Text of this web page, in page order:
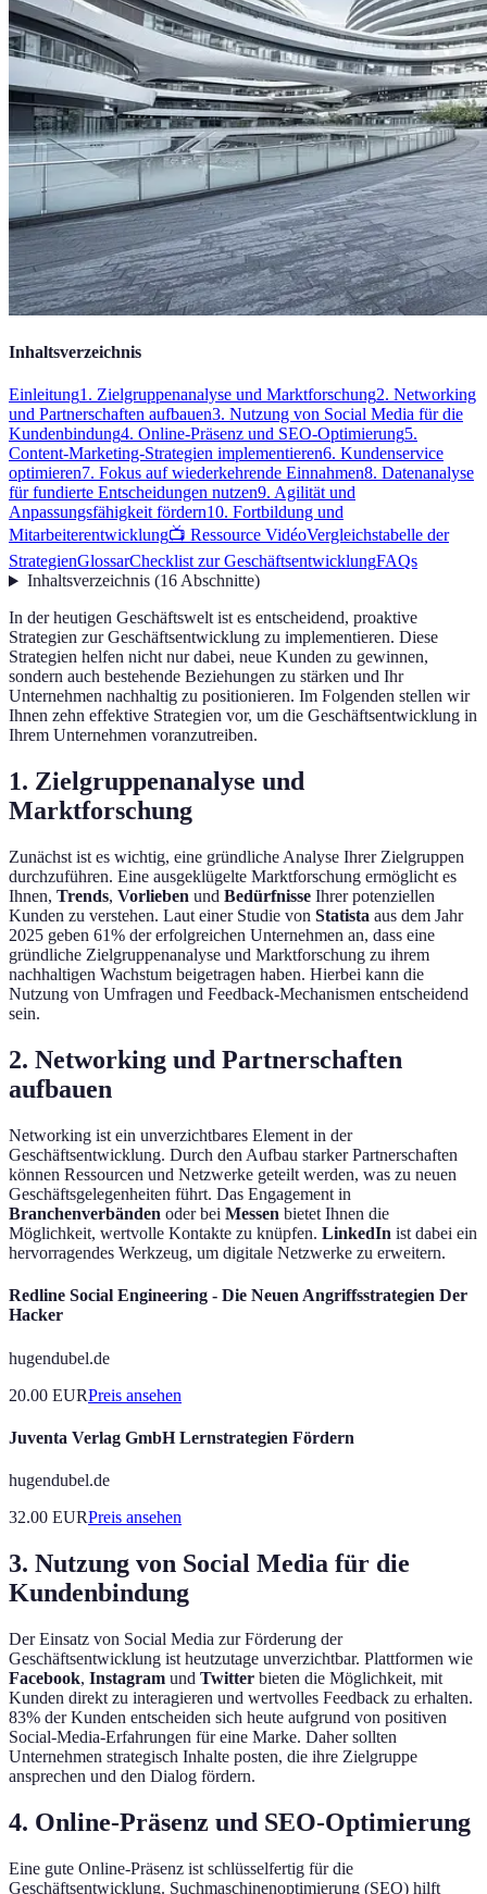
Inhaltsverzeichnis
Einleitung1. Zielgruppenanalyse und Marktforschung2. Networking
und Partnerschaften aufbauen3. Nutzung von Social Media für die
Kundenbindung4. Online-Präsenz und SEO-Optimierung5.
Content-Marketing-Strategien implementieren6. Kundenservice
optimieren7. Fokus auf wiederkehrende Einnahmen8. Datenanalyse
für fundierte Entscheidungen nutzen9. Agilität und
Anpassungsfähigkeit fördern10. Fortbildung und
Mitarbeiterentwicklung📺 Ressource VidéoVergleichstabelle der
StrategienGlossarChecklist zur GeschäftsentwicklungFAQs
Inhaltsverzeichnis(16Abschnitte)
In der heutigen Geschäftswelt ist es entscheidend, proaktive
Strategien zur Geschäftsentwicklung zu implementieren. Diese
Strategien helfen nicht nur dabei, neue Kunden zu gewinnen,
sondern auch bestehende Beziehungen zu stärken und Ihr
Unternehmen nachhaltig zu positionieren. Im Folgenden stellen wir
Ihnen zehn effektive Strategien vor, um die Geschäftsentwicklung in
Ihrem Unternehmen voranzutreiben.
1. Zielgruppenanalyse und
Marktforschung
Zunächst ist es wichtig, eine gründliche Analyse Ihrer Zielgruppen
durchzuführen. Eine ausgeklügelte Marktforschung ermöglicht es
Ihnen, Trends, Vorlieben und Bedürfnisse Ihrer potenziellen
Kunden zu verstehen. Laut einer Studie von Statista aus dem Jahr
2025 geben 61% der erfolgreichen Unternehmen an, dass eine
gründliche Zielgruppenanalyse und Marktforschung zu ihrem
nachhaltigen Wachstum beigetragen haben. Hierbei kann die
Nutzung von Umfragen und Feedback-Mechanismen entscheidend
sein.
2. Networking und Partnerschaften
aufbauen
Networking ist ein unverzichtbares Element in der
Geschäftsentwicklung. Durch den Aufbau starker Partnerschaften
können Ressourcen und Netzwerke geteilt werden, was zu neuen
Geschäftsgelegenheiten führt. Das Engagement in
Branchenverbänden oder bei Messen bietet Ihnen die
Möglichkeit, wertvolle Kontakte zu knüpfen. LinkedIn ist dabei ein
hervorragendes Werkzeug, um digitale Netzwerke zu erweitern.
Redline Social Engineering - Die Neuen Angriffsstrategien Der
Hacker
hugendubel.de
20.00 EURPreis ansehen
Juventa Verlag GmbH Lernstrategien Fördern
hugendubel.de
32.00 EURPreis ansehen
3. Nutzung von Social Media für die
Kundenbindung
Der Einsatz von Social Media zur Förderung der
Geschäftsentwicklung ist heutzutage unverzichtbar. Plattformen wie
Facebook, Instagram und Twitter bieten die Möglichkeit, mit
Kunden direkt zu interagieren und wertvolles Feedback zu erhalten.
83% der Kunden entscheiden sich heute aufgrund von positiven
Social-Media-Erfahrungen für eine Marke. Daher sollten
Unternehmen strategisch Inhalte posten, die ihre Zielgruppe
ansprechen und den Dialog fördern.
4. Online-Präsenz und SEO-Optimierung
Eine gute Online-Präsenz ist schlüsselfertig für die
Geschäftsentwicklung. Suchmaschinenoptimierung (SEO) hilft